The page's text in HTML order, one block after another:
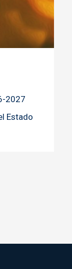
2027
Estado